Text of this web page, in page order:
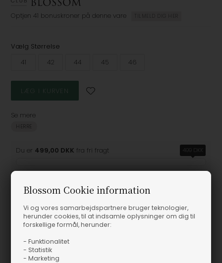
Blossom Cookie information
Vi og vores samarbejdspartnere bruger teknologier,
herunder cookies, til at indsamle oplysninger om dig til
forskellige formål, herunder:
- Funktionalitet
- Statistik
- Marketing
Optjen 41 bonuskroner på denne vare TILMELD DIG HER
Vælg Størrelse
41
42 44 45 46
Se mere
HERRE
Du er 499,00 DKK fra fri fragt 499 DKK
Produktinformation
Utri Lace Suede Leather Sko - Birkenstock
Utri Lace Suede Leather Sko - Birkenstock